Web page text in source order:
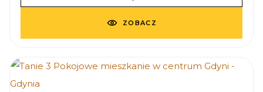
ZOBACZ